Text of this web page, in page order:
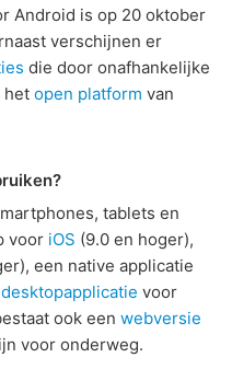
Android is op 20 oktober
verschijnen er
die door onafhankelijke
het open platform van
tablets en
voor iOS (9.0 en hoger),
een native applicatie
desktopapplicatie voor
ook een webversie
voor onderweg.